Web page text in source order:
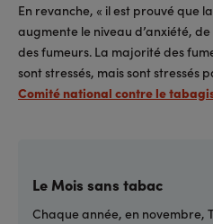
En revanche, « il est prouvé que
augmente le niveau d’anxiété,
des fumeurs. La majorité des
sont stressés, mais sont stressés
Comité national contre le
Le Mois sans tabac
Chaque année, en novembre,